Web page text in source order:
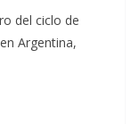
del ciclo de
Argentina,